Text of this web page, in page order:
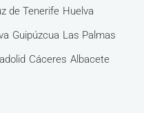
de Tenerife Huelva
Guipúzcua Las Palmas
Cáceres Albacete